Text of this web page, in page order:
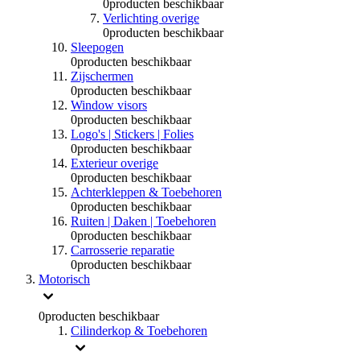
0producten beschikbaar
Verlichting overige
0producten beschikbaar
Sleepogen
0producten beschikbaar
Zijschermen
0producten beschikbaar
Window visors
0producten beschikbaar
Logo's | Stickers | Folies
0producten beschikbaar
Exterieur overige
0producten beschikbaar
Achterkleppen & Toebehoren
0producten beschikbaar
Ruiten | Daken | Toebehoren
0producten beschikbaar
Carrosserie reparatie
0producten beschikbaar
Motorisch
0producten beschikbaar
Cilinderkop & Toebehoren